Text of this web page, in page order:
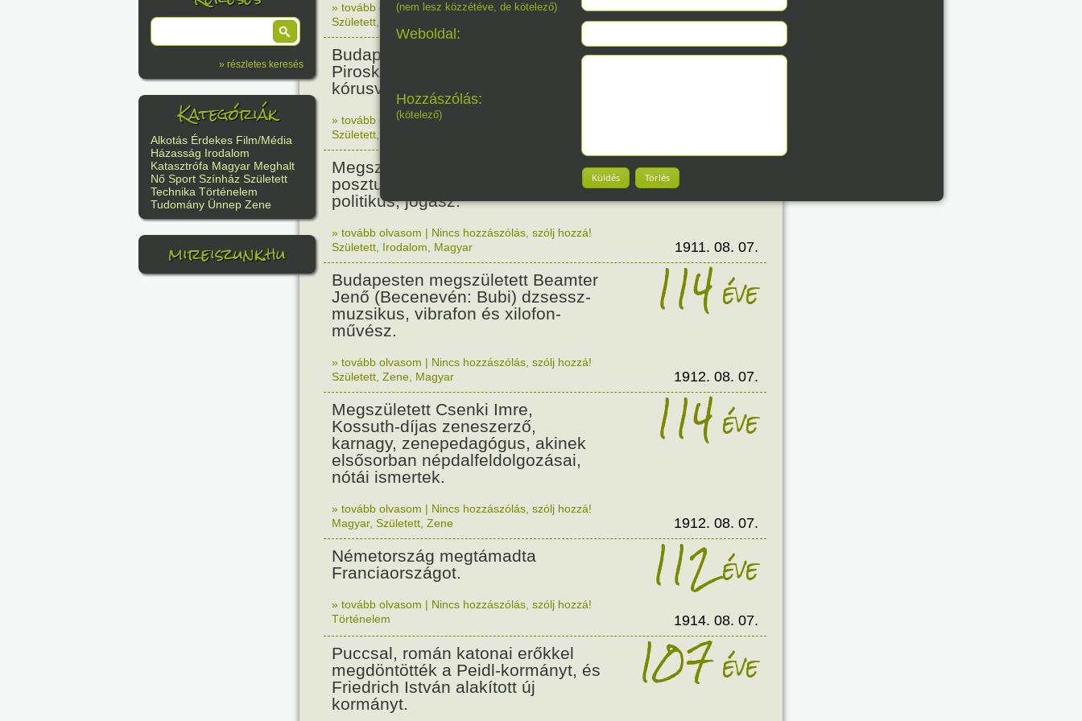
» részletes keresés
Kategóriák
Alkotás Érdekes Film/Média
Házasság Irodalom
Katasztrófa Magyar Meghalt
Nő Sport Színház Született
Technika Történelem
Tudomány Ünnep Zene
mireiszunk.hu
» tovább olvasom |Nincs hozzászólás, szólj hozzá!
Született
1876. 08. 07.
Budapesten megszületett Szalmás
Piroska zenetanárnő, zeneszerző,
kórusvezető.
128éve
» tovább olvasom|Nincs hozzászólás, szólj hozzá!
Született
Megszületett Bibó István,
posztumusz Széchenyi-díjas író,
politikus, jogász.
115
» tovább olvasom | Nincs hozzászólás, szólj hozzá!
Született Irodalom Magyar 1911. 08. 07.
Budapesten megszületett Beamter
Jenő (Becenevén: Bubi) dzsessz-
muzsikus, vibrafon és xilofon-
művész.
114éve
» tovább olvasom | Nincs hozzászólás, szólj hozzá!
Született Zene Magyar 1912. 08. 07.
Megszületett Csenki Imre,
Kossuth-díjas zeneszerző,
karnagy, zenepedagógus, akinek
elsősorban népdalfeldolgozásai,
nótái ismertek.
114éve
» tovább olvasom | Nincs hozzászólás, szólj hozzá!
Magyar, Született Zene 1912. 08. 07.
Németország megtámadta
Franciaországot.
112éve
» tovább olvasom | Nincs hozzászólás, szólj hozzá!
Történelem
1914. 08. 07.
Puccsal, román katonai erőkkel
megdöntötték a Peidl-kormányt, és
Friedrich István alakított új
kormányt.
107éve
(nem lesz közzétéve, de kötelező)
Weboldal:
Hozzászólás:
(kötelező)
Küldés Törlés